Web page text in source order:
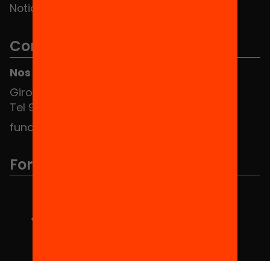
Noticias
Contacto
Nos puedes encontrar en el HUB Social
Girona 34, interior 08010 Barcelona
Tel 934 588 700
fundacio@equitat.org
Formamos parte de...